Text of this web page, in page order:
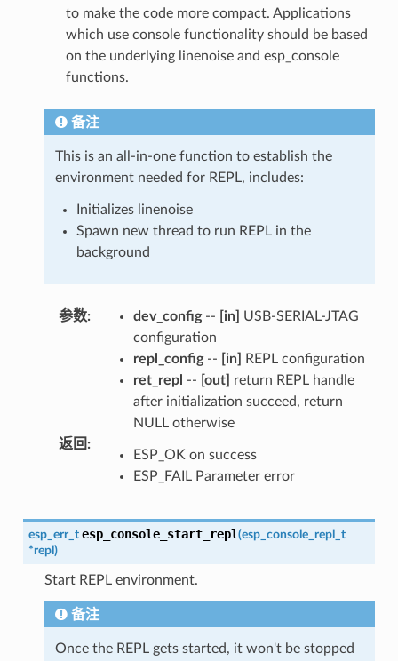
to make the code more compact. Applications
which use console functionality should be based
on the underlying linenoise and esp_console
functions.
备注
This is an all-in-one function to establish the
environment needed for REPL, includes:
Initializes linenoise
Spawn new thread to run REPL in the
background
参数: dev_config-- [in]
USB-SERIAL-JTAG
configuration
repl_config-- [in]
REPL configuration
ret_repl -- [out]
return REPL handle
after initialization succeed, return
NULL otherwise
返回 :
ESP_OK on success
ESP_FAIL Parameter error
esp_err_t esp_console_start_repl(esp_console_repl_t
*repl )
Start REPL environment.
备注
Once the REPL gets started, it won't be stopped